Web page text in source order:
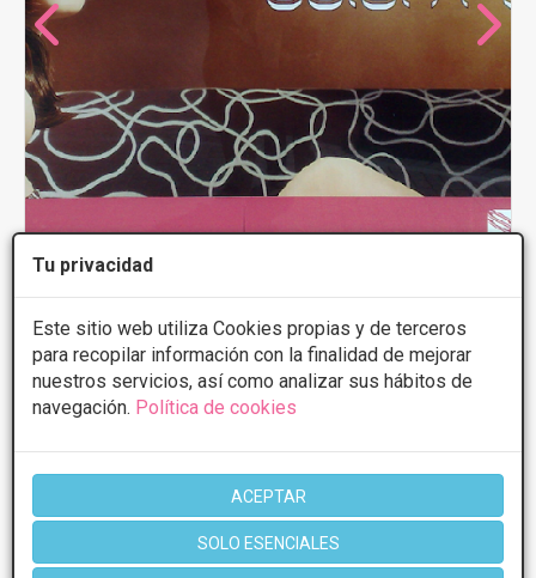
Tu privacidad
Este sitio web utiliza Cookies propias y de terceros
para recopilar información con la finalidad de mejorar
nuestros servicios, así como analizar sus hábitos de
navegación. Política de cookies
ACEPTAR
SOLO ESENCIALES
Salon Pepi
4 7 Opiniones
C/ Plaza de San Anton, 9, Bajo,
VER MAPA
CONSULTAR/CITA/PRESUPUESTO
10:00 - 14:00 16:00 - 19:00
Miércoles
9:00 - 14:00